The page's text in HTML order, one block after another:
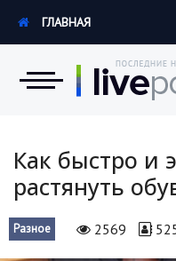
Новости
Экономика
Происшествия
ГЛАВНАЯ
Как быстро и
растянуть
Разное 2569